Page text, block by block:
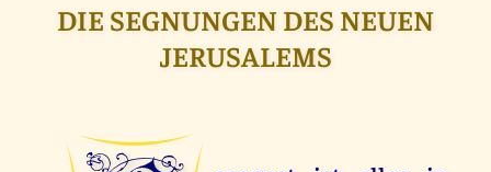
DIE SEGNUNGEN DES NEUEN
JERUSALEMS